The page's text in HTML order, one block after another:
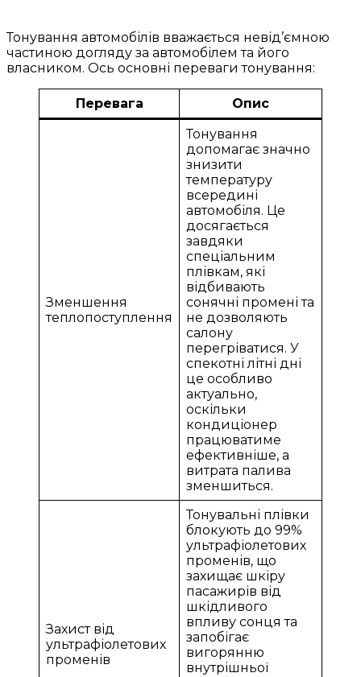
Тонування автомобілів вважається невід’ємною
частиною догляду за автомобілем та його
власником. Ось основні переваги тонування:
Перевага Опис
Зменшення
теплопоступлення
Тонування
допомагає значно
знизити
температуру
всередині
автомобіля. Це
досягається
завдяки
спеціальним
плівкам, які
відбивають
сонячні промені та
не дозволяють
салону
перегріватися. У
спекотні літні дні
це особливо
актуально,
оскільки
кондиціонер
працюватиме
ефективніше, а
витрата палива
зменшиться.
Захист від
ультрафіолетових
променів
Тонувальні плівки
блокують до 99%
ультрафіолетових
променів, що
захищає шкіру
пасажирів від
шкідливого
впливу сонця та
запобігає
вигорянню
внутрішньої